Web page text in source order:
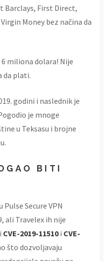
Barclays, First Direct,
Virgin Money bez načina da
miliona dolara! Nije
da plati.
godini i naslednik je
je mnoge
u Teksasu i brojne
BITI
Secure VPN
ali Travelex ih nije
CVE-2019-11510i CVE-
što dozvoljavaju